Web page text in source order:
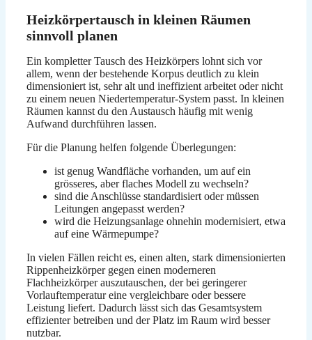
Heizkörpertausch in kleinen Räumen
sinnvoll planen
Ein kompletter Tausch des Heizkörpers lohnt sich vor
allem, wenn der bestehende Korpus deutlich zu klein
dimensioniert ist, sehr alt und ineffizient arbeitet oder nicht
zu einem neuen Niedertemperatur-System passt. In kleinen
Räumen kannst du den Austausch häufig mit wenig
Aufwand durchführen lassen.
Für die Planung helfen folgende Überlegungen:
ist genug Wandfläche vorhanden, um auf ein
grösseres, aber flaches Modell zu wechseln?
sind die Anschlüsse standardisiert oder müssen
Leitungen angepasst werden?
wird die Heizungsanlage ohnehin modernisiert, etwa
auf eine Wärmepumpe?
In vielen Fällen reicht es, einen alten, stark dimensionierten
Rippenheizkörper gegen einen moderneren
Flachheizkörper auszutauschen, der bei geringerer
Vorlauftemperatur eine vergleichbare oder bessere
Leistung liefert. Dadurch lässt sich das Gesamtsystem
effizienter betreiben und der Platz im Raum wird besser
nutzbar.